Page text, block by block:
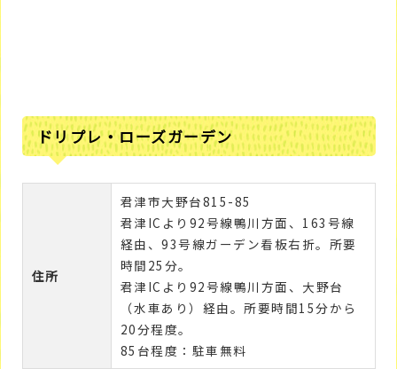
ドリプレ・ローズガーデン
住所
君津市大野台815-85
君津ICより92号線鴨川方面、163号線
経由、93号線ガーデン看板右折。所要
時間25分。
君津ICより92号線鴨川方面、大野台
（水車あり）経由。所要時間15分から
20分程度。
85台程度：駐車無料